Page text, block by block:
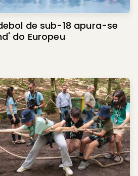
de sub-18 apura-se
do Europeu